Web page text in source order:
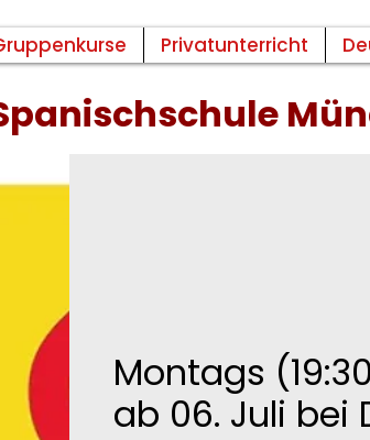
Privatunterricht
Montags
ab 06. Juli bei